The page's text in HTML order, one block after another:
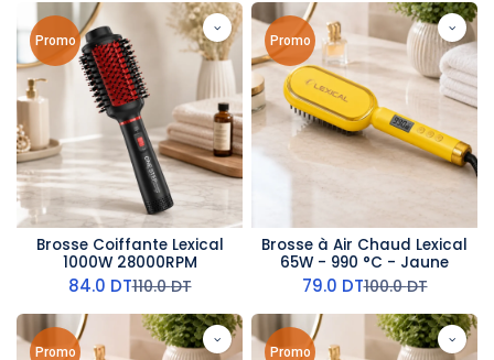
Promo
Brosse Coiffante Lexical
1000W 28000RPM
84.0 DT110.0DT
Promo
Brosse à Air Chaud Lexical
65W - 990 °C - Jaune
79.0 DT100.0DT
Promo Promo